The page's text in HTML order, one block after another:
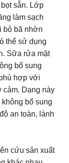
sẵn. Lớp
làm sạch
bỏ bã nhờn
thể sử dụng
Sữa rửa mặt
bổ sung
hợp với
cảm. Dạng này
bổ sung
an toàn, lành
cứu sản xuất